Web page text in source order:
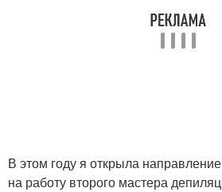
В этом году я открыла
на работу второго мастера